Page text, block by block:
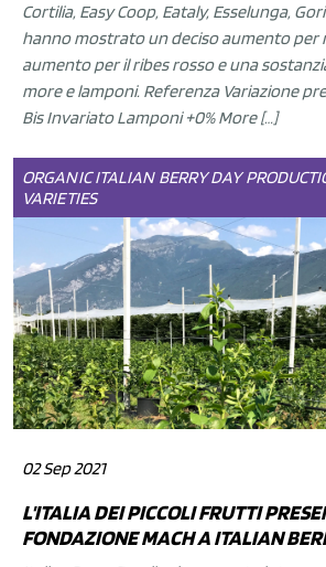
Cortilia, Easy Coop, Eataly, Esselunga,
hanno mostrato un deciso aumento per
aumento per il ribes rosso e una
more e lamponi. Referenza Variazione
Bis Invariato Lamponi +0% More […]
ORGANIC ITALIAN BERRY DAY
VARIETIES
02 Sep 2021
L'ITALIA DEI PICCOLI FRUTTI
FONDAZIONE MACH A ITALIAN